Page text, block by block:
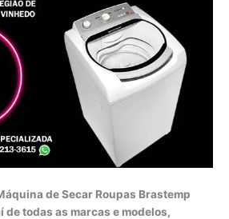
de Secar Roupas Brastemp
de todas as marcas e modelos,